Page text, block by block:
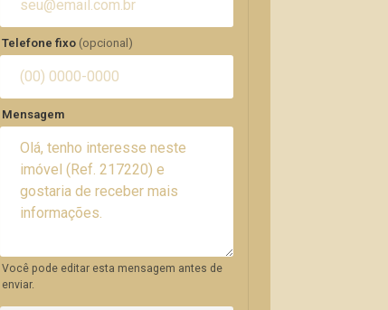
Telefone fixo (opcional)
Mensagem
Você pode editar esta mensagem antes de
enviar.